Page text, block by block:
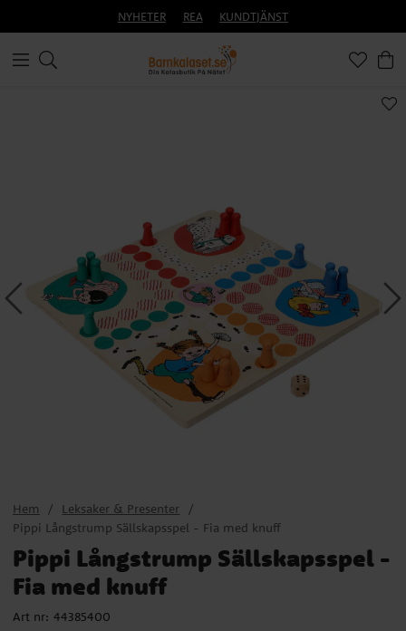
NYHETER REA KUNDTJÄNST
Hem
Leksaker & Presenter
Pippi Långstrump Sällskapsspel - Fia med knuff
Pippi Långstrump Sällskapsspel -
Fia med knuff
Art nr: 44385400